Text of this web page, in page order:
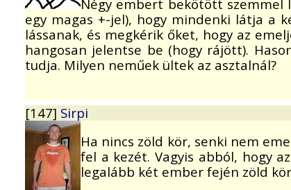
Négy embert bekötött szemmel
egy magas +-jel), hogy mindenki látja a
lássanak, és megkérik őket, hogy az
hangosan jelentse be (hogy rájött).
tudja. Milyen neműek ültek az asztalnál?
[147] Sirpi
Ha nincs zöld kör, senki nem
fel a kezét. Vagyis abból, hogy
legalább két ember fején zöld